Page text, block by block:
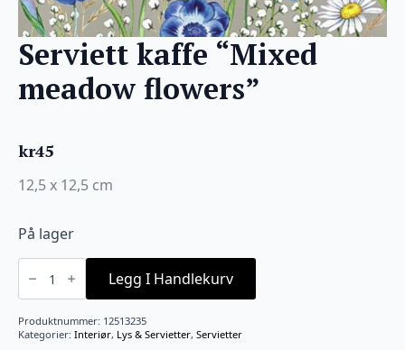
Serviett kaffe “Mixed
meadow flowers”
kr45
12,5 x 12,5 cm
På lager
Serviett
kaffe
"Mixed
meadow
flowers"
antall
Legg I Handlekurv
Produktnummer: 12513235
Kategorier: Interiør, Lys & Servietter, Servietter